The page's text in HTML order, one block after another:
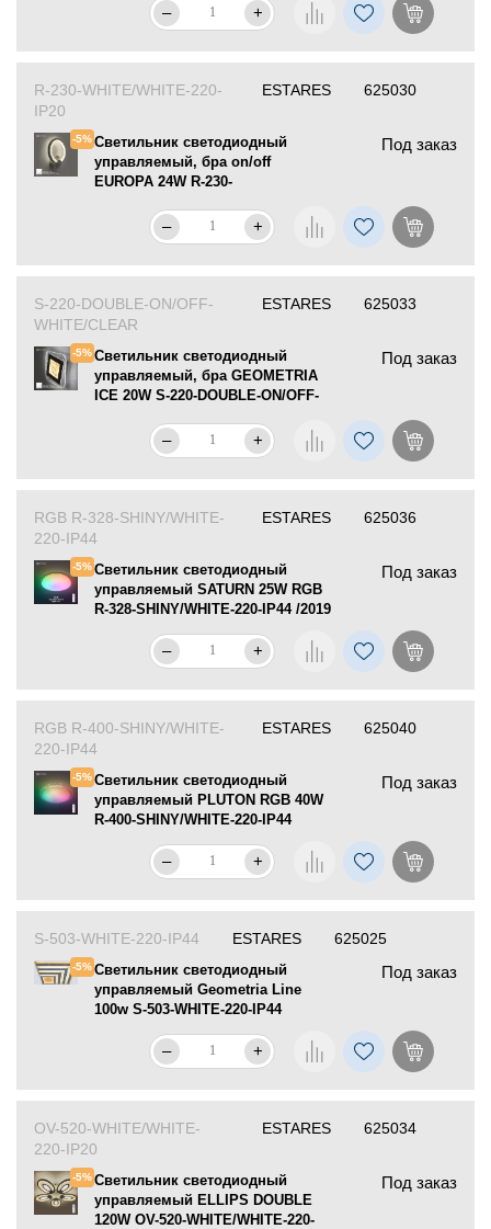
– +
625030
R-230-WHITE/WHITE-220-
IP20
-5%Светильник светодиодный
управляемый, бра on/off
EUROPA 24W R-230-
Под заказ
ESTARES
– +
625033
S-220-DOUBLE-ON/OFF-
WHITE/CLEAR
-5%Светильник светодиодный
управляемый, бра GEOMETRIA
ICE 20W S-220-DOUBLE-ON/OFF-
Под заказ
ESTARES
– +
625036
RGB R-328-SHINY/WHITE-
220-IP44
-5%Светильник светодиодный
управляемый SATURN 25W RGB
R-328-SHINY/WHITE-220-IP44 /2019
Под заказ
ESTARES
– +
625040
RGB R-400-SHINY/WHITE-
220-IP44
-5%Светильник светодиодный
управляемый PLUTON RGB 40W
R-400-SHINY/WHITE-220-IP44
Под заказ
ESTARES
– +
625025
S-503-WHITE-220-IP44
-5%Светильник светодиодный
управляемый Geometria Line
100w S-503-WHITE-220-IP44
Под заказ
ESTARES
– +
625034
OV-520-WHITE/WHITE-
220-IP20
-5%Светильник светодиодный
управляемый ELLIPS DOUBLE
120W OV-520-WHITE/WHITE-220-
Под заказ
ESTARES